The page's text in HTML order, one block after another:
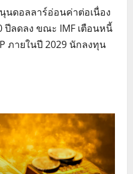
ดอลลาร์อ่อนค่าต่อเนื่อง
ปีลดลง ขณะ IMF เตือนหนี้
ภายในปี 2029 นักลงทุน